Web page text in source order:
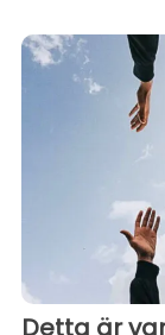
Detta är